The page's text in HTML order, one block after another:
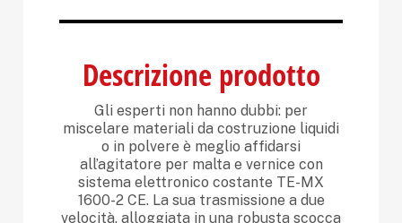
Descrizione prodotto
Gli esperti non hanno dubbi: per
miscelare materiali da costruzione liquidi
o in polvere è meglio affidarsi
all’agitatore per malta e vernice con
sistema elettronico costante TE-MX
1600-2 CE. La sua trasmissione a due
velocità, alloggiata in una robusta scocca